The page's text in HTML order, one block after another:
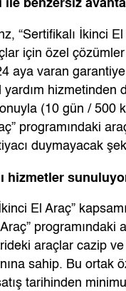
“Sertifikalı İkinci
için özel
aya varan
yardım
(10 gün / 500
programındaki
duymayacak
hizmetler
El Araç”
araçlar cazip
sahip. Bu ortak
tarihinden